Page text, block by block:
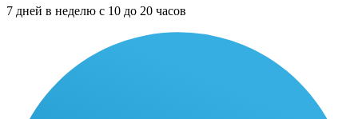
7 дней в неделю с 10 до 20 часов